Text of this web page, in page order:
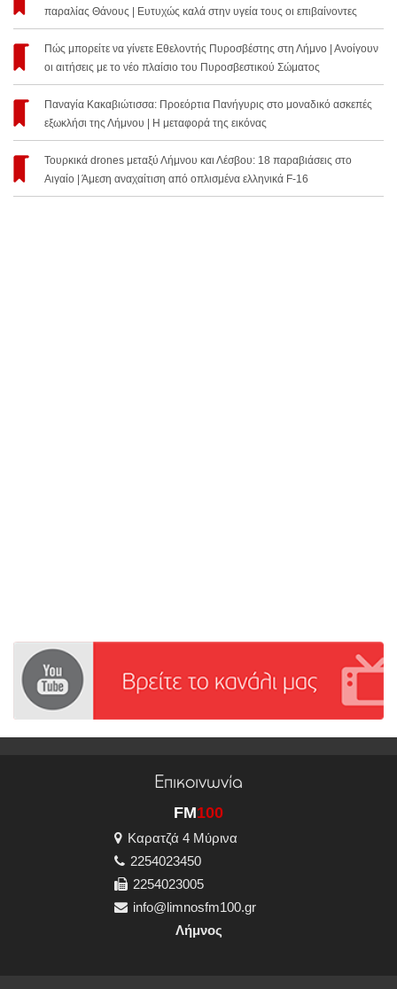
παραλίας Θάνους | Ευτυχώς καλά στην υγεία τους οι επιβαίνοντες
Πώς μπορείτε να γίνετε Εθελοντής Πυροσβέστης στη Λήμνο | Ανοίγουν
οι αιτήσεις με το νέο πλαίσιο του Πυροσβεστικού Σώματος
Παναγία Κακαβιώτισσα: Προεόρτια Πανήγυρις στο μοναδικό ασκεπές
εξωκλήσι της Λήμνου | Η μεταφορά της εικόνας
Τουρκικά drones μεταξύ Λήμνου και Λέσβου: 18 παραβιάσεις στο
Αιγαίο | Άμεση αναχαίτιση από οπλισμένα ελληνικά F-16
Επικοινωνία
FM100
Καρατζά 4 Μύρινα
2254023450
2254023005
info@limnosfm100.gr
Λήμνος